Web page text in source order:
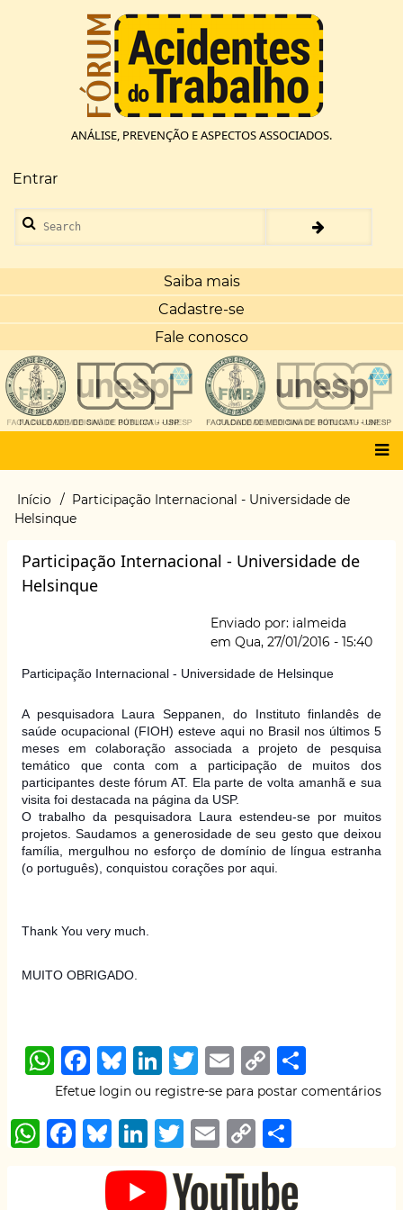
ANÁLISE, PREVENÇÃO E ASPECTOS ASSOCIADOS.
Menu
de
conta
de
usuário
Entrar
Search
Saiba mais
Cadastre-se
Fale conosco
Main
menu
Trilha
de
Início
Participação Internacional - Universidade de
Helsinque
Participação Internacional - Universidade de
Helsinque
Enviado por: ialmeida
em Qua, 27/01/2016 - 15:40
Participação Internacional - Universidade de Helsinque
A pesquisadora Laura Seppanen, do Instituto finlandês de
saúde ocupacional (FIOH) esteve aqui no Brasil nos últimos 5
meses em colaboração associada a projeto de pesquisa
temático que conta com a participação de muitos dos
participantes deste fórum AT. Ela parte de volta amanhã e sua
visita foi destacada na página da USP.
O trabalho da pesquisadora Laura estendeu-se por muitos
projetos. Saudamos a generosidade de seu gesto que deixou
família, mergulhou no esforço de domínio de língua estranha
(o português), conquistou corações por aqui.
Thank You very much.
MUITO OBRIGADO.
W
h
at
s
F
a
c
e
b
o
B
lu
e
s
k
y
Li
n
k
e
dI
n
T
w
it
te
r
E
m
ai
l
C
o
p
y
Li
n
h
Efetue login ou registre-se para postar comentários
W
h
F
a
B
lu
Li
n
T
w
it
E
m
ai
C
o
p ar